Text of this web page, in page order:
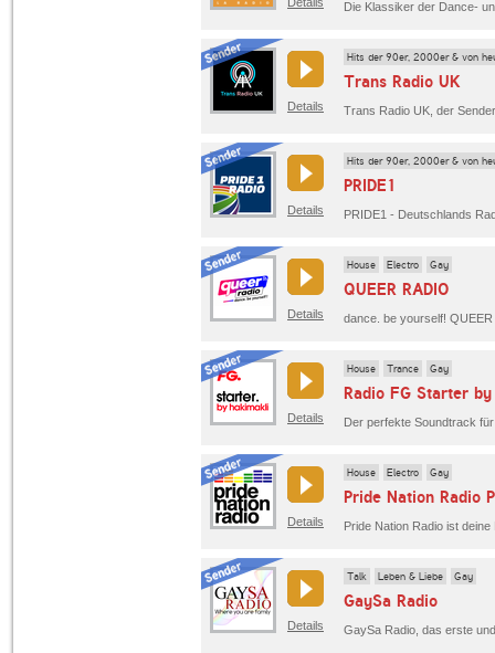
Details
Hits der 90er, 2000er & von
Trans Radio UK
Details
Hits der 90er, 2000er & von
PRIDE1
Details
House Electro Gay
QUEER RADIO
Details
House Trance Gay
Radio FG Starter
Der perfekte Soundtrack
Details
House Electro Gay
Pride Nation Radio
Details
Talk Leben & Liebe Gay
GaySa Radio